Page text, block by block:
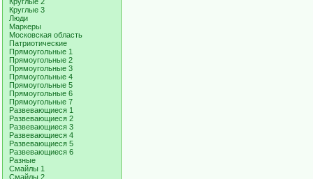
Круглые 3
Люди
Маркеры
Московская область
Патриотические
Прямоугольные 1
Прямоугольные 2
Прямоугольные 3
Прямоугольные 4
Прямоугольные 5
Прямоугольные 6
Прямоугольные 7
Развевающиеся 1
Развевающиеся 2
Развевающиеся 3
Развевающиеся 4
Развевающиеся 5
Развевающиеся 6
Разные
Смайлы 1
Смайлы 2